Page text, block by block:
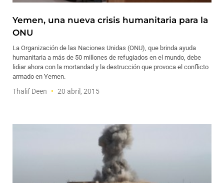
Yemen, una nueva crisis humanitaria para la
ONU
La Organización de las Naciones Unidas (ONU), que brinda ayuda
humanitaria a más de 50 millones de refugiados en el mundo, debe
lidiar ahora con la mortandad y la destrucción que provoca el conflicto
armado en Yemen.
Thalif Deen 20 abril, 2015